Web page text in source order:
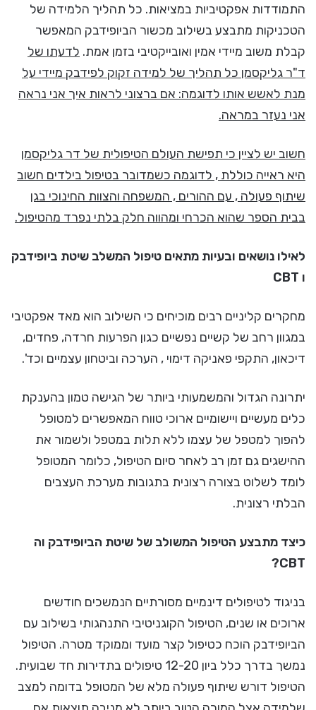
התמודדות אפקטיביות במציאות. כל תהליך הלמידה של
הטכניקות מתבצע בשילוב מכשור הביופידבק המאפשר
קבלת משוב מיידי אמין ואובייקטיבי בזמן אמת. לדעתו של
ד"ר גליקסמן כל תהליך של למידה זקוק לפידבק מיידי על
מנת לאשש אותו לדוגמה: אם ברצוני לראות איך אני נראה
אני נעזר במראה.
חשוב יש לציין כי תפישת העולם הטיפולית של דר גליקסמן
היא ראייה כוללת , לדוגמה כשמדובר בטיפול בילדים חשוב
שיתוף פעולה , עם ההורים , המשפחה והצוות החינוכי בגן
בבית הספר שהוא הכרחי ומהווה חלק בלתי נפרד מהטיפול.
לאילו נושאים ובעיות מתאים טיפול המשלב שיטת ביופידבק
ו CBT
מחקרים קליניים רבים מוכיחים כי השילוב הוא מאד אפקטיבי
במגוון רחב של קשיים נפשיים כגון הפרעות חרדה, פחדים,
דיכאון, התקפי פאניקה דימוי , הערכה וביטחון עצמיים וכד'.
יתרונה הגדול והמשמעותי ביותר של הגישה טמון בהענקת
כלים מעשיים ויישומיים ארוכי טווח המאפשרים למטופל
להפוך למטפל של עצמו ללא תלות במטפל ולשמור את
ההישגים גם זמן רב לאחר סיום הטיפול, כלומר המטופל
לומד לשלוט בצורה רצונית בתגובות מערכת העצבים
הבלתי רצונית.
כיצד מתבצע הטיפול המשולב של שיטת הביופידבק וה
CBT?
בניגוד לטיפולים דינמיים מסורתיים הנמשכים חודשים
ארוכים או שנים, הטיפול הקוגניטיבי התנהגותי בשילוב עם
הביופידבק הוכח כטיפול קצר מועד וממוקד מטרה. הטיפול
נמשך בדרך כלל ביון 12-20 טיפולים בתדירות חד שבועית.
הטיפול דורש שיתוף פעולה מלא של המטופל בדומה למצב